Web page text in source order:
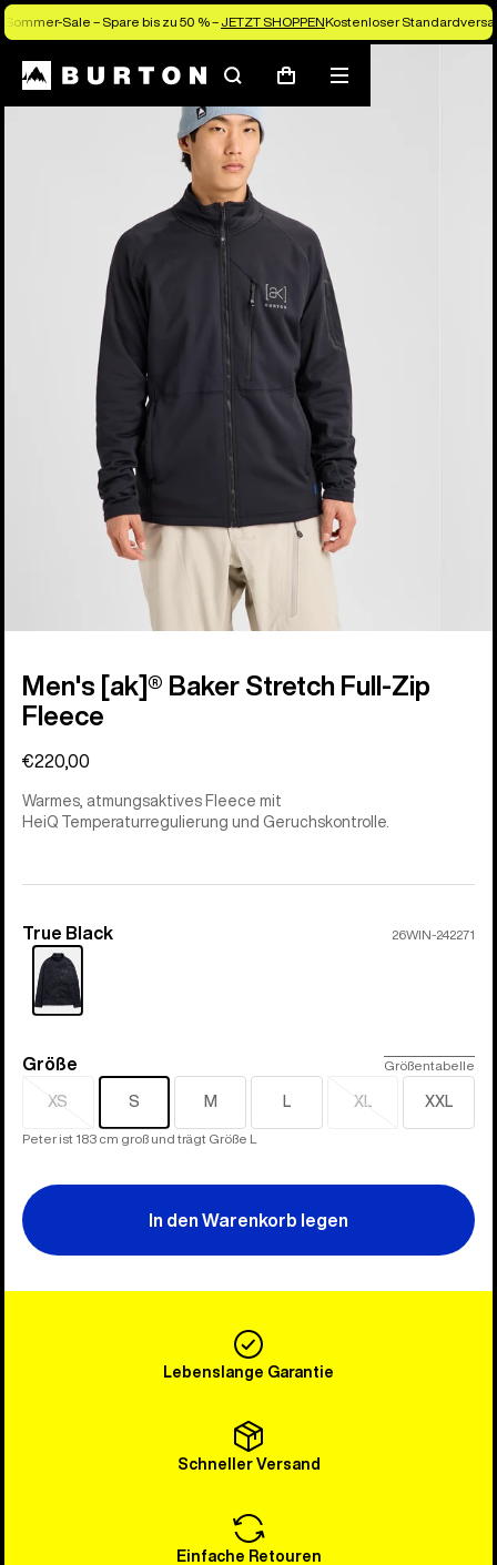
Sommer-Sale – Spare bis zu 50 % – JETZT SHOPPENKostenloser
SuchenWarenkorb
Menü
Die Experten von Burton erklären es dir
Men's [ak]® Baker Stretch Full-Zip
Fleece
€220,00
Warmes, atmungsaktives Fleece mit
HeiQ Temperaturregulierung und Geruchskontrolle.
Farbe
True Black 26WIN-242271
Größe
Größe Größentabelle
XS
Ausverkauft
S M L XL
Ausverkauft
XXL
Peter ist 183 cm groß und trägt Größe L
In den Warenkorb legen
Lebenslange Garantie
Schneller Versand
Einfache Retouren